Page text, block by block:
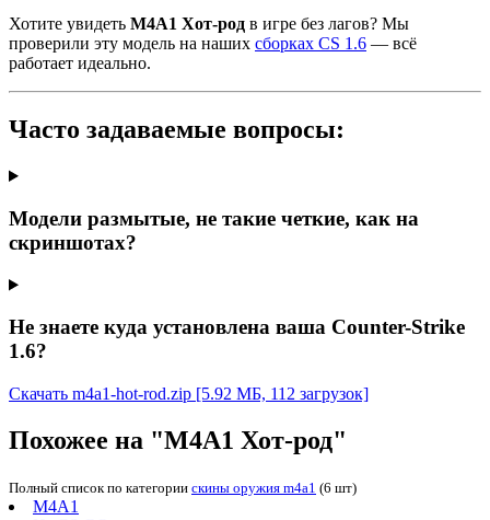
Хотите увидеть М4А1 Хот-род в игре без лагов? Мы
проверили эту модель на наших сборках CS 1.6 — всё
работает идеально.
Часто задаваемые вопросы:
Модели размытые, не такие четкие, как на
скриншотах?
Не знаете куда установлена ваша Counter-Strike
1.6?
Скачать m4a1-hot-rod.zip [5.92 МБ, 112 загрузок]
Похожее на "М4А1 Хот-род"
Полный список по категории скины оружия m4a1 (6 шт)
M4A1